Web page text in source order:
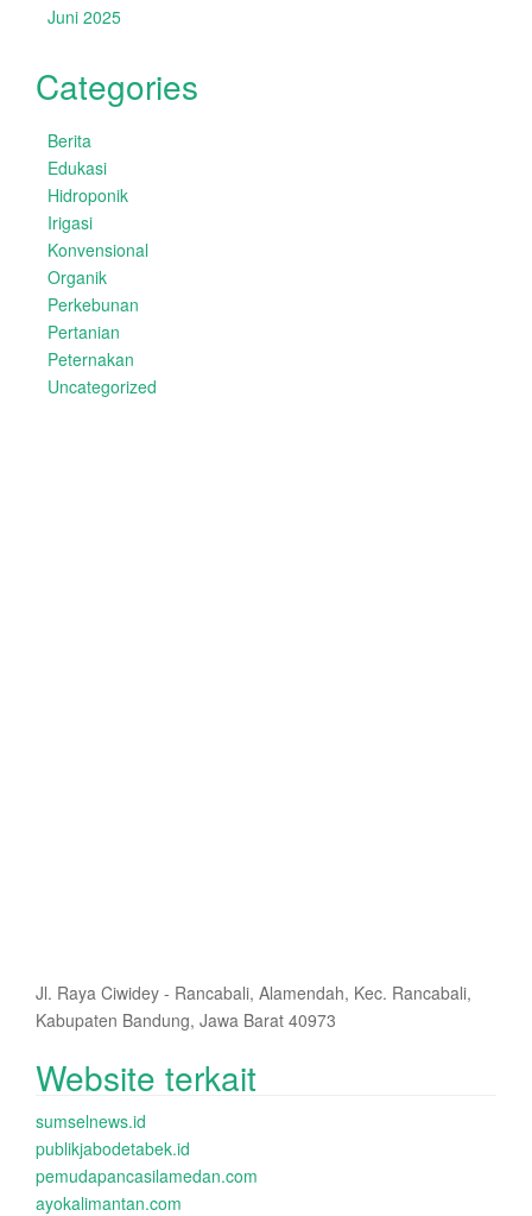
Juni 2025
Categories
Berita
Edukasi
Hidroponik
Irigasi
Konvensional
Organik
Perkebunan
Pertanian
Peternakan
Uncategorized
Jl. Raya Ciwidey - Rancabali, Alamendah, Kec. Rancabali,
Kabupaten Bandung, Jawa Barat 40973
Website terkait
sumselnews.id
publikjabodetabek.id
pemudapancasilamedan.com
ayokalimantan.com